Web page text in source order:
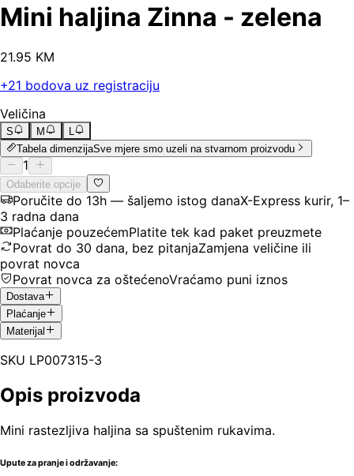
Mini haljina Zinna - zelena
21.95 KM
+21 bodova uz registraciju
Veličina
S M
L
Tabela dimenzijaSve mjere smo uzeli na stvarnom proizvodu
1
Odaberite opcije
Poručite do 13h — šaljemo istog danaX-Express kurir, 1–
3 radna dana
Plaćanje pouzećemPlatite tek kad paket preuzmete
Povrat do 30 dana, bez pitanjaZamjena veličine ili
povrat novca
Povrat novca za oštećenoVraćamo puni iznos
Dostava
Plaćanje
Materijal
SKU LP007315-3
Opis proizvoda
Mini rastezljiva haljina sa spuštenim rukavima.
Upute za pranje i održavanje: